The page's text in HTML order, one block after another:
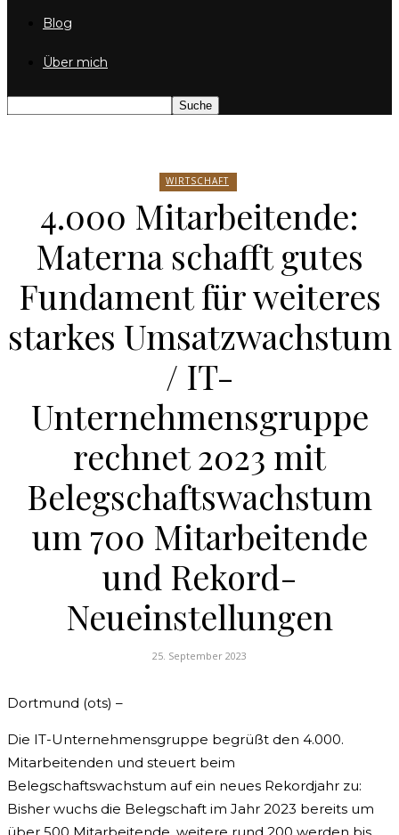
Blog
Über mich
WIRTSCHAFT
4.000 Mitarbeitende:
Materna schafft gutes
Fundament für weiteres
starkes Umsatzwachstum
/ IT-
Unternehmensgruppe
rechnet 2023 mit
Belegschaftswachstum
um 700 Mitarbeitende
und Rekord-
Neueinstellungen
25. September 2023
Dortmund (ots) –
Die IT-Unternehmensgruppe begrüßt den 4.000.
Mitarbeitenden und steuert beim
Belegschaftswachstum auf ein neues Rekordjahr zu:
Bisher wuchs die Belegschaft im Jahr 2023 bereits um